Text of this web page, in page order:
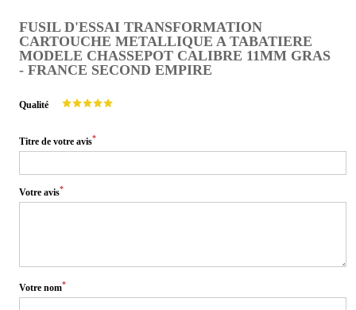
FUSIL D'ESSAI TRANSFORMATION
CARTOUCHE METALLIQUE A TABATIERE
MODELE CHASSEPOT CALIBRE 11MM GRAS
- FRANCE SECOND EMPIRE
Qualité
Titre de votre avis*
Votre avis*
Votre nom*